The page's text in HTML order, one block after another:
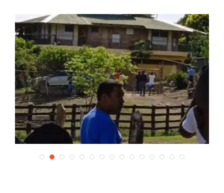
Apresan a un haitiano por triple asesinato en...